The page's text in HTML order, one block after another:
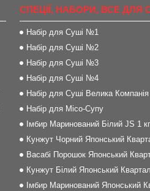
СПЕЦІЇ, НАБОРИ, ВСЕ ДЛЯ
Набір для Суші №1
Набір для Суші №2
Набір для Суші №3
Набір для Суші №4
Набір для Суші Велика Компанія
Набір для Місо-Супу
Імбир Маринований Білий JS 1 кг
Кунжут Чорний Японський
Васабі Порошок Японський
Кунжут Білий Японський
Імбир Маринований Японський